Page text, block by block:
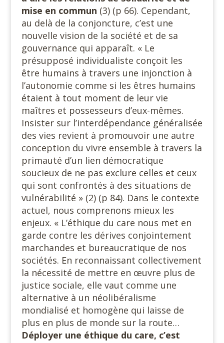
mise en commun (3) (p 66). Cependant,
au delà de la conjoncture, c’est une
nouvelle vision de la société et de sa
gouvernance qui apparaît. « Le
présupposé individualiste conçoit les
être humains à travers une injonction à
l’autonomie comme si les êtres humains
étaient à tout moment de leur vie
maîtres et possesseurs d’eux-mêmes.
Insister sur l’interdépendance généralisée
des vies revient à promouvoir une autre
conception du vivre ensemble à travers la
primauté d’un lien démocratique
soucieux de ne pas exclure celles et ceux
qui sont confrontés à des situations de
vulnérabilité » (2) (p 84). Dans le contexte
actuel, nous comprenons mieux les
enjeux. « L’éthique du care nous met en
garde contre les dérives conjointement
marchandes et bureaucratique de nos
sociétés. En reconnaissant collectivement
la nécessité de mettre en œuvre plus de
justice sociale, elle vaut comme une
alternative à un néolibéralisme
mondialisé et homogène qui laisse de
plus en plus de monde sur la route…
Déployer une éthique du care, c’est